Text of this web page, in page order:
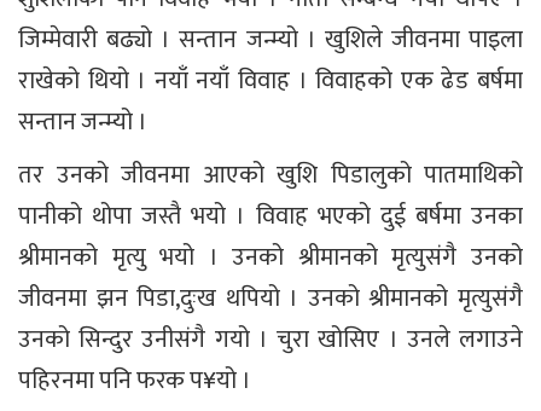
जिम्मेवारी बढ्यो । सन्तान जन्म्यो । खुशिले जीवनमा पाइला
राखेको थियो । नयाँ नयाँ विवाह । विवाहको एक ढेड बर्षमा
सन्तान जन्म्यो ।
तर उनको जीवनमा आएको खुशि पिडालुको पातमाथिको
पानीको थोपा जस्तै भयो । विवाह भएको दुई बर्षमा उनका
श्रीमानको मृत्यु भयो । उनको श्रीमानको मृत्युसंगै उनको
जीवनमा झन पिडा,दुःख थपियो । उनको श्रीमानको मृत्युसंगै
उनको सिन्दुर उनीसंगै गयो । चुरा खोसिए । उनले लगाउने
पहिरनमा पनि फरक प¥यो ।